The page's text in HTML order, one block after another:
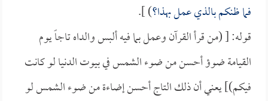
فما ظنكم بالذي عمل بهذا؟) ].
قوله: [ (من قرأ القرآن وعمل بما فيه ألبس والداه تاجاً يوم
القيامة ضوؤ أحسن من ضوء الشمس في بيوت الدنيا لو كانت
فيكم)] يعني أن ذلك التاج أحسن إضاءة من ضوء الشمس لو